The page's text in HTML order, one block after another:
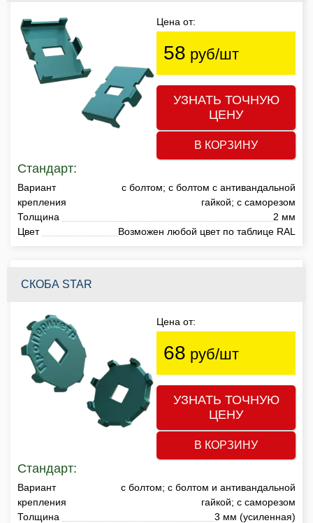
Цена от:
58 руб/шт
УЗНАТЬ ТОЧНУЮ
ЦЕНУ
В КОРЗИНУ
Стандарт:
Вариант
крепления
с болтом; с болтом с антивандальной
гайкой; с саморезом
Толщина
2 мм
Цвет
Возможен любой цвет по таблице RAL
СКОБА STAR
Цена от:
68 руб/шт
УЗНАТЬ ТОЧНУЮ
ЦЕНУ
В КОРЗИНУ
Стандарт:
Вариант
крепления
с болтом; с болтом и антивандальной
гайкой; с саморезом
Толщина
3 мм (усиленная)